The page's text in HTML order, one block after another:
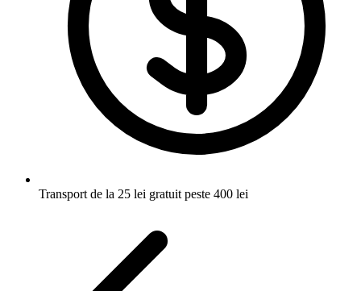
Transport de la 25 lei gratuit peste 400 lei